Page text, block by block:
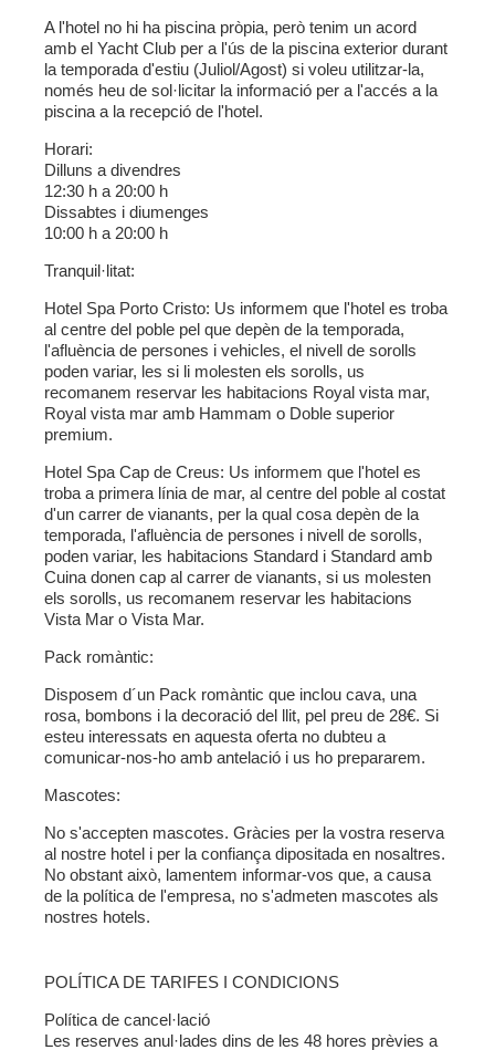
A l'hotel no hi ha piscina pròpia, però tenim un acord
amb el Yacht Club per a l'ús de la piscina exterior durant
la temporada d'estiu (Juliol/Agost) si voleu utilitzar-la,
només heu de sol·licitar la informació per a l'accés a la
piscina a la recepció de l'hotel.
Horari:
Dilluns a divendres
12:30 h a 20:00 h
Dissabtes i diumenges
10:00 h a 20:00 h
Tranquil·litat:
Hotel Spa Porto Cristo: Us informem que l'hotel es troba
al centre del poble pel que depèn de la temporada,
l'afluència de persones i vehicles, el nivell de sorolls
poden variar, les si li molesten els sorolls, us
recomanem reservar les habitacions Royal vista mar,
Royal vista mar amb Hammam o Doble superior
premium.
Hotel Spa Cap de Creus: Us informem que l'hotel es
troba a primera línia de mar, al centre del poble al costat
d'un carrer de vianants, per la qual cosa depèn de la
temporada, l'afluència de persones i nivell de sorolls,
poden variar, les habitacions Standard i Standard amb
Cuina donen cap al carrer de vianants, si us molesten
els sorolls, us recomanem reservar les habitacions
Vista Mar o Vista Mar.
Pack romàntic:
Disposem d´un Pack romàntic que inclou cava, una
rosa, bombons i la decoració del llit, pel preu de 28€. Si
esteu interessats en aquesta oferta no dubteu a
comunicar-nos-ho amb antelació i us ho prepararem.
Mascotes:
No s'accepten mascotes. Gràcies per la vostra reserva
al nostre hotel i per la confiança dipositada en nosaltres.
No obstant això, lamentem informar-vos que, a causa
de la política de l'empresa, no s'admeten mascotes als
nostres hotels.
POLÍTICA DE TARIFES I CONDICIONS
Política de cancel·lació
Les reserves anul·lades dins de les 48 hores prèvies a